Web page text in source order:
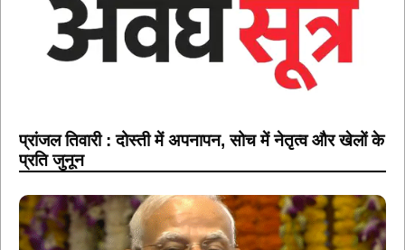
प्रांजल तिवारी : दोस्ती में अपनापन, सोच में नेतृत्व और खेलों के
प्रति जुनून